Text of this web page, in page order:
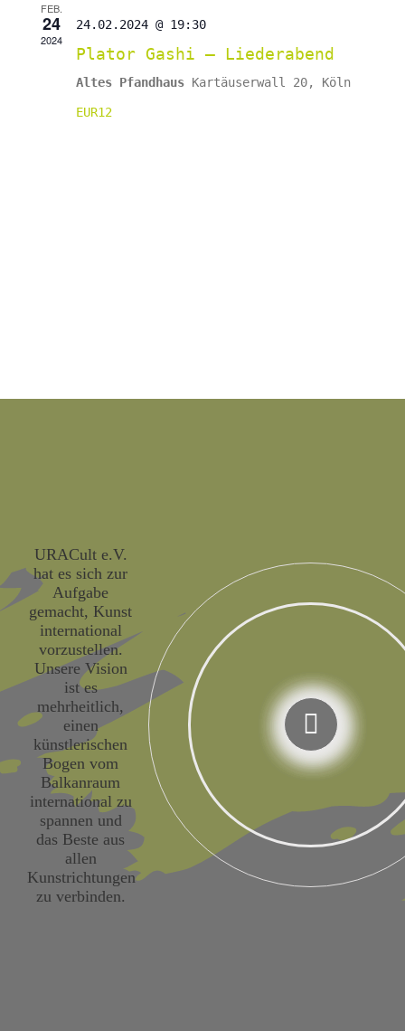
FEB.
24
2024
24.02.2024 @ 19:30
Plator Gashi – Liederabend
Altes Pfandhaus Kartäuserwall 20, Köln
EUR12
URACult e.V.
hat es sich zur
Aufgabe
gemacht, Kunst
international
vorzustellen.
Unsere Vision
ist es
mehrheitlich,
einen
künstlerischen
Bogen vom
Balkanraum
international zu
spannen und
das Beste aus
allen
Kunstrichtungen
zu verbinden.